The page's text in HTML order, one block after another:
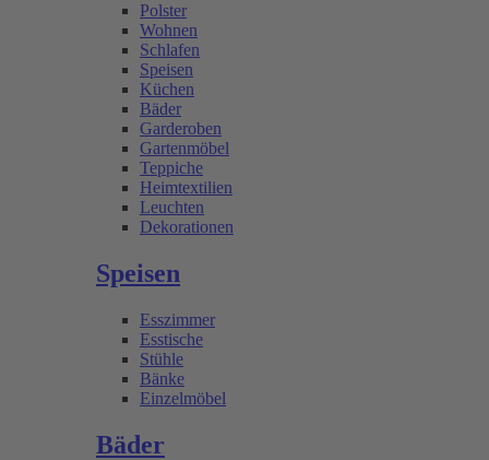
Polster
Wohnen
Schlafen
Speisen
Küchen
Bäder
Garderoben
Gartenmöbel
Teppiche
Heimtextilien
Leuchten
Dekorationen
Speisen
Esszimmer
Esstische
Stühle
Bänke
Einzelmöbel
Bäder